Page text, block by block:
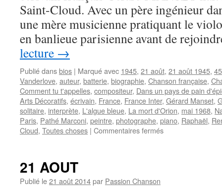
Saint-Cloud. Avec un père ingénieur
une mère musicienne pratiquant le
en banlieue parisienne avant de
lecture →
Publié dansbios | Marqué avec 1945, 21 août, 21 août 1945,
Vanderlove, auteur, batterie, biographie, Chanson française,
Comment tu t'appelles, compositeur, Dans un pays de pain
Arts Décoratifs, écrivain, France, France Inter, Gérard Manset,
solitaire, interprète, L'algue bleue, La mort d'Orion, mai 1968,
Paris, Pathé Marconi, peintre, photographe, piano, Raphaël,
Cloud, Toutes choses | Commentaires ferméssur
21 AOUT
Publié le21 août 2014par Passion Chanson